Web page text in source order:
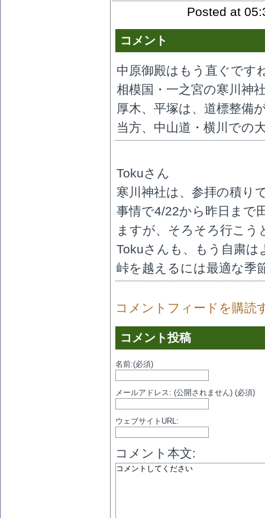
Posted at
コメント
中原御殿はもう直ぐです
相模国・一之宮の寒川神
厚木、平塚は、道標整備
当方、中山道・横川での
Tokuさん
寒川神社は、参拝の積り
事情で4/22から昨日まで
ますが、そろそろ行こう
Tokuさんも、もう自粛
峠を越えるには最適な季
コメントフィードを購読
コメント投稿
名前:(必須)
メールアドレス: (公開されません) (必須)
ウェブサイトURL:
コメント本文: